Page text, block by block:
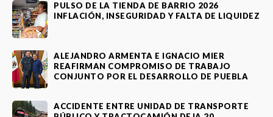
PULSO DE LA TIENDA DE BARRIO 2026
INFLACIÓN, INSEGURIDAD Y FALTA DE LIQUIDEZ
ALEJANDRO ARMENTA E IGNACIO MIER
REAFIRMAN COMPROMISO DE TRABAJO
CONJUNTO POR EL DESARROLLO DE PUEBLA
ACCIDENTE ENTRE UNIDAD DE TRANSPORTE